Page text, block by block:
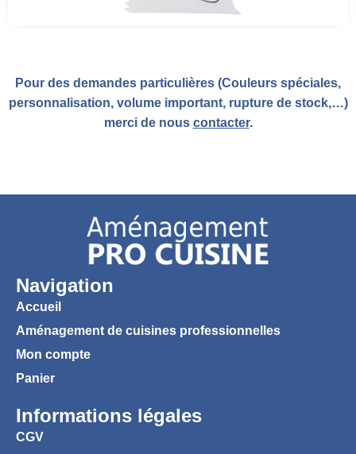
Pour des demandes particulières (Couleurs spéciales,
personnalisation, volume important, rupture de stock,…)
merci de nous contacter.
Navigation
Accueil
Aménagement de cuisines professionnelles
Mon compte
Panier
Informations légales
CGV